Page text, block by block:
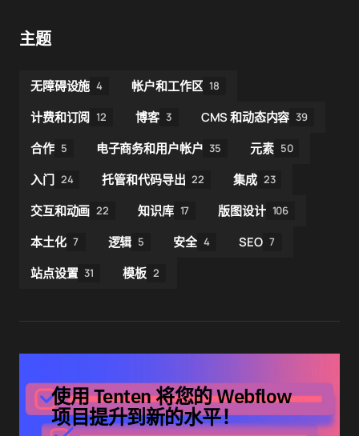
主题
无障碍设施 4 帐户和工作区 18
计费和订阅 12 博客 3 CMS 和动态内容 39
合作 5 电子商务和用户帐户 35 元素 50
入门 24 托管和代码导出 22 集成 23
交互和动画 22 知识库 17 版图设计 106
本土化 7 逻辑 5 安全 4 SEO 7
站点设置 31 模板 2
使用 Tenten 将您的 Webflow
项目提升到新的水平！